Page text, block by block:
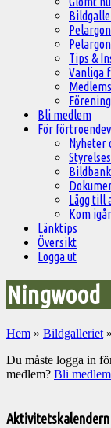
Tips &
Vanliga
Bli medlem
För
Nyheter
Lägg till
Kom
Länktips
Översikt
Logga ut
Ningwood
Hem » Bildgalleriet »
Du måste logga in
medlem? Bli
till
Aktivitetskalendern